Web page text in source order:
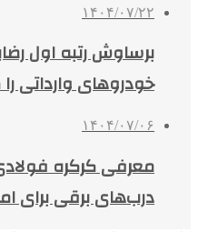
۱۴۰۴/۰۷/۲۲
برساوش رتبه اول
خودروهای وارداتی
۱۴۰۴/۰۷/۰۶
درب‌های برقی برای